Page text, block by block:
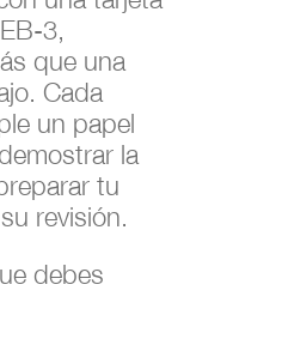
3,
que una
Cada
un papel
la
tu
revisión.
debes